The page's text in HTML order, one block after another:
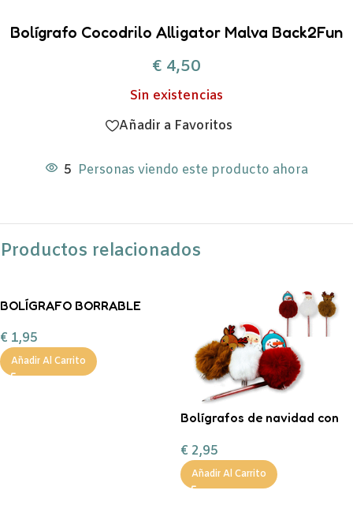
Bolígrafo Cocodrilo Alligator Malva Back2Fun
€ 4,50
Sin existencias
Añadir a Favoritos
5 Personas viendo este producto ahora
Productos relacionados
BOLÍGRAFO BORRABLE
€ 1,95
Añadir Al Carrito
Bolígrafos de navidad con
€ 2,95
Añadir Al Carrito